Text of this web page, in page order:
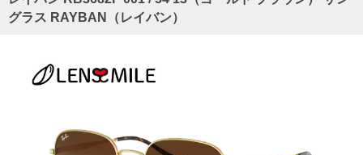
グラス RAYBAN（レイバン）